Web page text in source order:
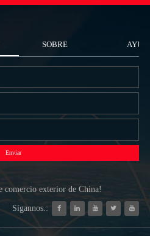
SOBRE
NOSOTROS
Enviar
comercio exterior de China!
Sígannos.: